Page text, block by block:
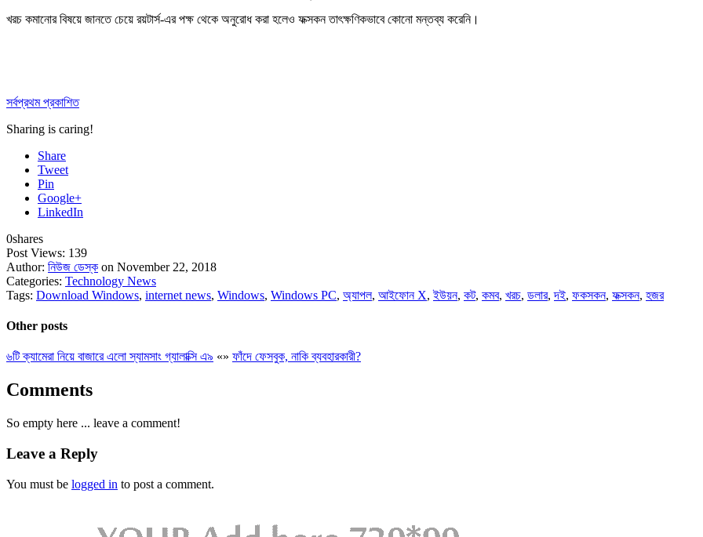
খরচ কমানোর বিষয়ে জানতে চেয়ে রয়টার্স-এর পক্ষ থেকে অনুরোধ করা হলেও ফক্সকন তাৎক্ষণিকভাবে কোনো মন্তব্য করেনি।
সর্বপ্রথম প্রকাশিত
Sharing is caring!
Share
Tweet
Pin
Google+
LinkedIn
0shares
Post Views: 139
Author: নিউজ ডেস্ক on November 22, 2018
Categories: Technology News
Tags: Download Windows, internet news, Windows, Windows PC, অ্যাপল, আইফোন X,ইউয়ন, কট, কমব, খরচ, ডলার,দই, ফকসকন, ফক্সকন, হজর
Other posts
৬টি ক্যামেরা নিয়ে বাজারে এলো স্যামসাং গ্যালাক্সি এ৯ «» ফাঁদে ফেসবুক, নাকি ব্যবহারকারী?
Comments
So empty here ... leave a comment!
Leave a Reply
You must be logged in to post a comment.